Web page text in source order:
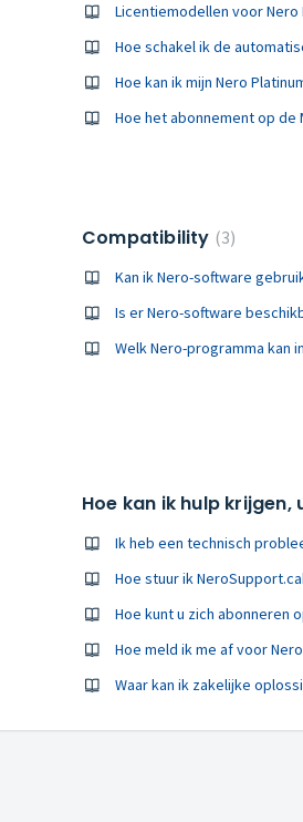
Licentiemodellen voor Nero
Hoe schakel ik de
Hoe kan ik mijn Nero
Hoe het abonnement op
Compatibility 3
Kan ik Nero-software
Is er Nero-software
Welk Nero-programma kan
Hoe kan ik hulp
Ik heb een technisch
Hoe stuur ik
Hoe kunt u zich abonneren
Hoe meld ik me af voor
Waar kan ik zakelijke